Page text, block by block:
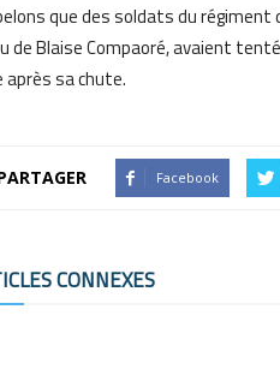
que des soldats du régiment
de Blaise Compaoré, avaient
après sa chute.
Facebook
CONNEXES